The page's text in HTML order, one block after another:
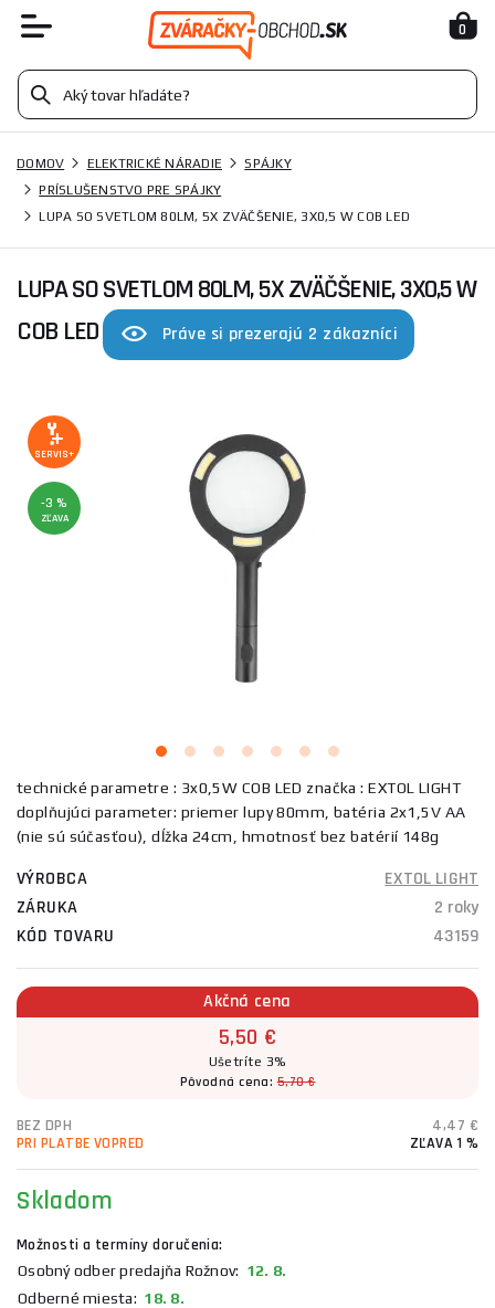
0
DOMOV ELEKTRICKÉ NÁRADIE
SPÁJKY
PRÍSLUŠENSTVO PRE SPÁJKY
LUPA SO SVETLOM 80LM, 5X ZVÄČŠENIE, 3X0,5 W COB LED
LUPA SO SVETLOM 80LM, 5X ZVÄČŠENIE, 3X0,5 W
COB LED
Práve si prezerajú 2 zákazníci
SERVIS+
-3 %
ZĽAVA
technické parametre : 3x0,5W COB LED značka : EXTOL LIGHT
doplňujúci parameter: priemer lupy 80mm, batéria 2x1,5V AA
(nie sú súčasťou), dĺžka 24cm, hmotnosť bez batérií 148g
VÝROBCA
EXTOL LIGHT
ZÁRUKA
2 roky
KÓD TOVARU
43159
Akčná cena
5,50 €
Ušetríte 3%
Pôvodná cena:5,70 €
BEZ DPH
4,47 €
PRI PLATBE VOPRED
ZĽAVA 1 %
Skladom
Možnosti a termíny doručenia:
Osobný odber predajňa Rožnov: 12. 8.
Odberné miesta: 18. 8.